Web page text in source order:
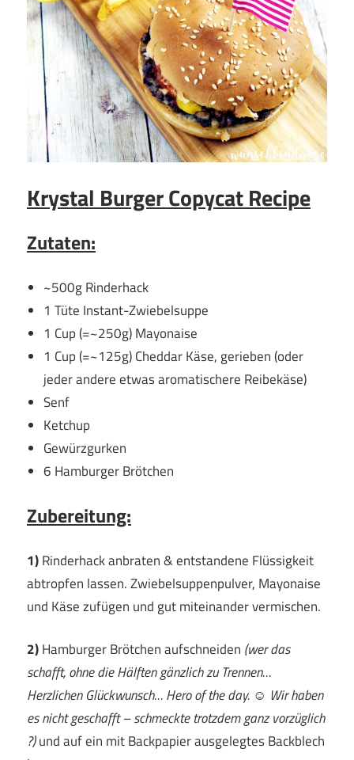
Krystal Burger Copycat Recipe
Zutaten:
~500g Rinderhack
1 Tüte Instant-Zwiebelsuppe
1 Cup (=~250g) Mayonaise
1 Cup (=~125g) Cheddar Käse, gerieben (oder
jeder andere etwas aromatischere Reibekäse)
Senf
Ketchup
Gewürzgurken
6 Hamburger Brötchen
Zubereitung:
1)Rinderhack anbraten & entstandene Flüssigkeit
abtropfen lassen. Zwiebelsuppenpulver, Mayonaise
und Käse zufügen und gut miteinander vermischen.
2)Hamburger Brötchen aufschneiden (wer das
schafft, ohne die Hälften gänzlich zu Trennen…
Herzlichen Glückwunsch… Hero of the day. ☺ Wir haben
es nicht geschafft – schmeckte trotzdem ganz vorzüglich
?)und auf ein mit Backpapier ausgelegtes Backblech